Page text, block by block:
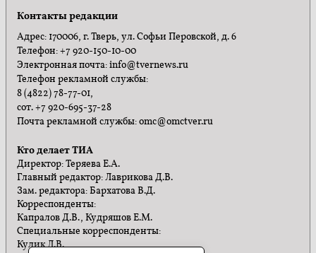
Контакты редакции
Адрес: 170006, г. Тверь, ул. Софьи Перовской, д. 6
Телефон: +7 920-150-10-00
Электронная почта: info@tvernews.ru
Телефон рекламной службы:
8 (4822) 78-77-01,
сот. +7 920-695-37-28
Почта рекламной службы: omc@omctver.ru
Кто делает ТИА
Директор: Теряева Е.А.
Главный редактор: Лаврикова Д.В.
Зам. редактора: Бархатова В.Д.
Корреспонденты:
Капралов Д.В., Кудряшов Е.М.
Специальные корреспонденты:
Кулик Л.В.